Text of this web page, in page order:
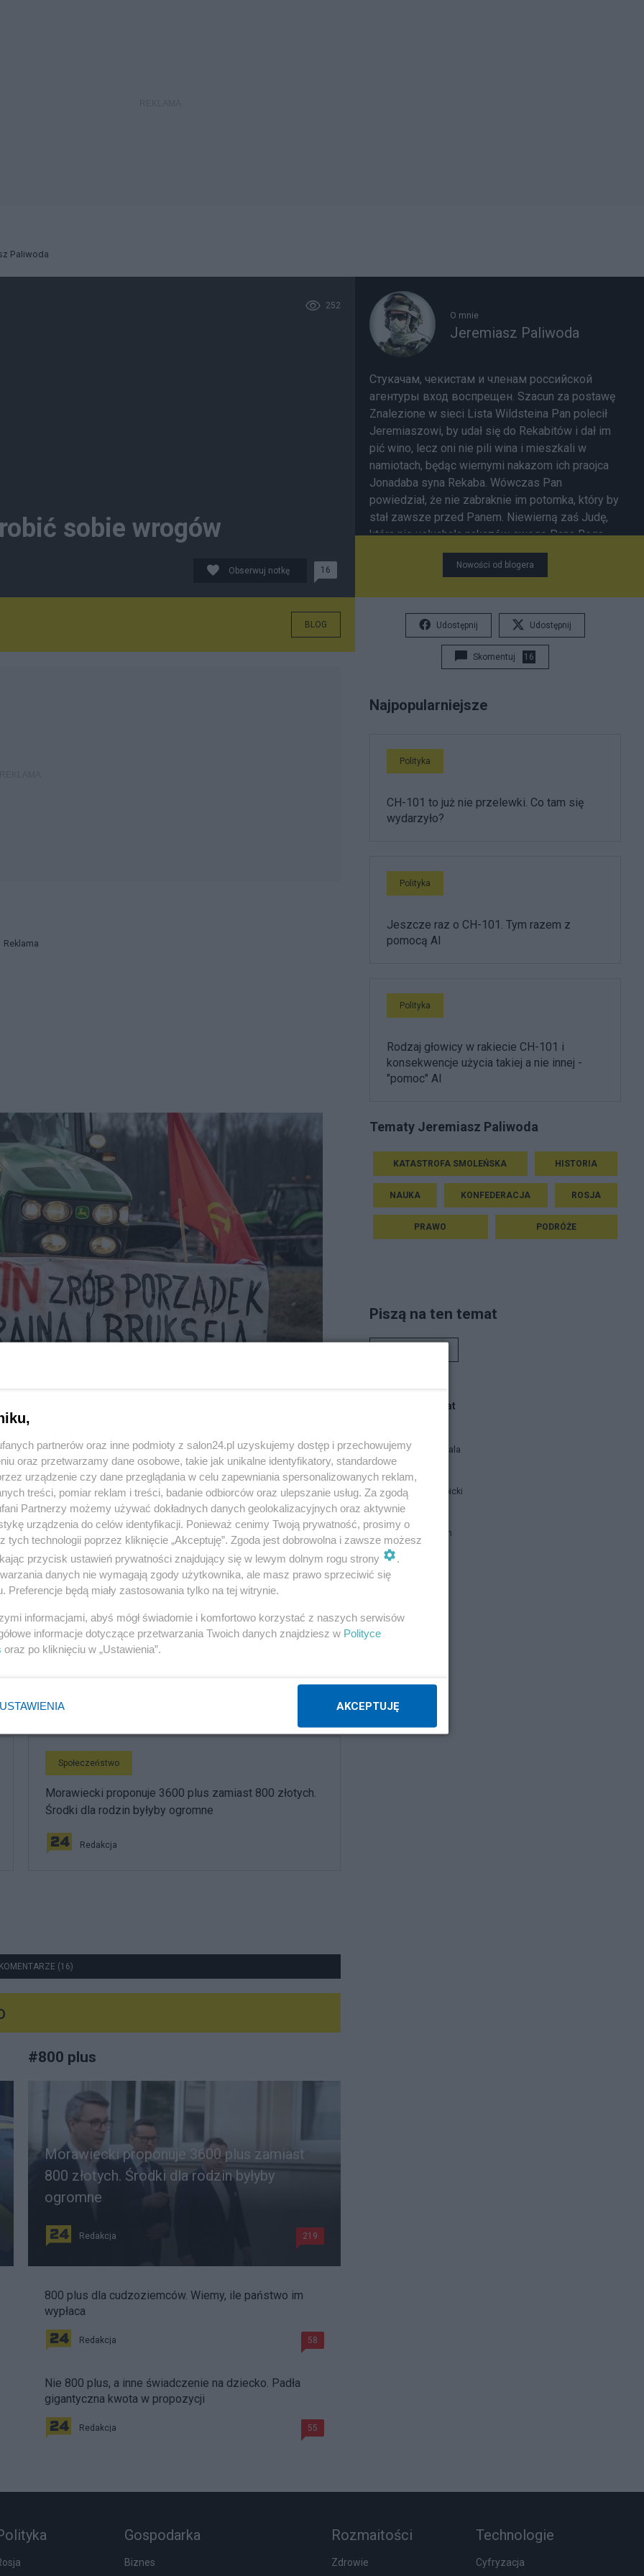
Paliwoda
252
sobie wrogów
Obserwuj notkę 16
BLOG
Reklama
Obserwuj notkę
Społeczeństwo
Brutalny atak przy Złotych Tarasach. Policja namierza
agresora
Społeczeństwo
Morawiecki proponuje 3600 plus zamiast 800 złotych.
Środki dla rodzin byłyby ogromne
Redakcja
(16)
#800 plus
Morawiecki proponuje 3600 plus zamiast
800 złotych. Środki dla rodzin byłyby
ogromne
Redakcja 219
800 plus dla cudzoziemców. Wiemy, ile państwo im
wypłaca
Redakcja 58
Nie 800 plus, a inne świadczenie na dziecko. Padła
gigantyczna kwota w propozycji
Redakcja 55
O mnie
Jeremiasz Paliwoda
Стукачам, чекистам и членам российской
агентуры вход воспрещен. Szacun za postawę
Znalezione w sieci Lista Wildsteina Pan polecił
Jeremiaszowi, by udał się do Rekabitów i dał im
pić wino, lecz oni nie pili wina i mieszkali w
namiotach, będąc wiernymi nakazom ich praojca
Jonadaba syna Rekaba. Wówczas Pan
powiedział, że nie zabraknie im potomka, który by
stał zawsze przed Panem. Niewierną zaś Judę,
która nie usłuchała nakazów swego Pana Boga,
Nowości od blogera
Udostępnij Udostępnij
Skomentuj 16
Najpopularniejsze
Polityka
CH-101 to już nie przelewki. Co tam się
wydarzyło?
Polityka
Jeszcze raz o CH-101. Tym razem z
pomocą AI
Polityka
Rodzaj głowicy w rakiecie CH-101 i
konsekwencje użycia takiej a nie innej -
"pomoc" AI
Tematy Jeremiasz Paliwoda
KATASTROFA SMOLEŃSKA HISTORIA
NAUKA KONFEDERACJA ROSJA
PRAWO PODRÓŻE
Piszą na ten temat
Blogi na ten temat
Siukum Balala
Jan Filip Libicki
brat Damian
Napisz notkę
Gospodarka
Biznes
Rozmaitości
Zdrowie
Technologie
Cyfryzacja
partnerów oraz inne podmioty z salon24.pl uzyskujemy dostęp i przechowujemy
oraz przetwarzamy dane osobowe, takie jak unikalne identyfikatory, standardowe
urządzenie czy dane przeglądania w celu zapewniania spersonalizowanych reklam,
treści, pomiar reklam i treści, badanie odbiorców oraz ulepszanie usług. Za zgodą
Partnerzy możemy używać dokładnych danych geolokalizacyjnych oraz aktywnie
urządzenia do celów identyfikacji. Ponieważ cenimy Twoją prywatność, prosimy o
tych technologii poprzez kliknięcie „Akceptuję”. Zgoda jest dobrowolna i zawsze możesz
przycisk ustawień prywatności znajdujący się w lewym dolnym rogu strony
danych nie wymagają zgody użytkownika, ale masz prawo sprzeciwić się
Preferencje będą miały zastosowania tylko na tej witrynie.
informacjami, abyś mógł świadomie i komfortowo korzystać z naszych serwisów
informacje dotyczące przetwarzania Twoich danych znajdziesz w Polityce
oraz po kliknięciu w „Ustawienia”.
USTAWIENIA AKCEPTUJĘ